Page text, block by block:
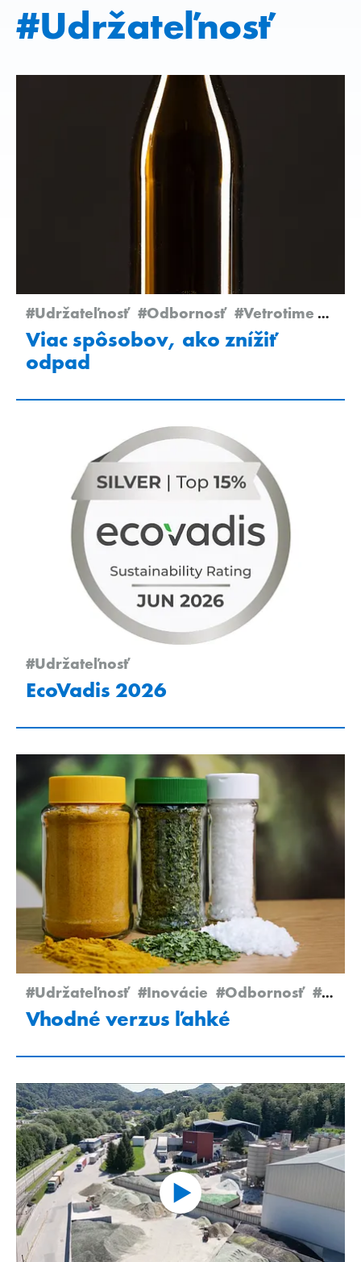
#Udržateľnosť
#Udržateľnosť #Odbornosť #Vetrotime 2025
Viac spôsobov, ako znížiť
odpad
#Udržateľnosť
EcoVadis 2026
#Udržateľnosť #Inovácie #Odbornosť #Newsletter Edition 2/2025
Vhodné verzus ľahké